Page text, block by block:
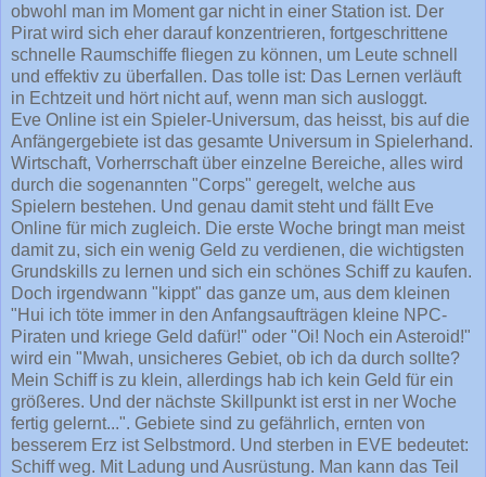
obwohl man im Moment gar nicht in einer Station ist. Der
Pirat wird sich eher darauf konzentrieren, fortgeschrittene
schnelle Raumschiffe fliegen zu können, um Leute schnell
und effektiv zu überfallen. Das tolle ist: Das Lernen verläuft
in Echtzeit und hört nicht auf, wenn man sich ausloggt.
Eve Online ist ein Spieler-Universum, das heisst, bis auf die
Anfängergebiete ist das gesamte Universum in Spielerhand.
Wirtschaft, Vorherrschaft über einzelne Bereiche, alles wird
durch die sogenannten "Corps" geregelt, welche aus
Spielern bestehen. Und genau damit steht und fällt Eve
Online für mich zugleich. Die erste Woche bringt man meist
damit zu, sich ein wenig Geld zu verdienen, die wichtigsten
Grundskills zu lernen und sich ein schönes Schiff zu kaufen.
Doch irgendwann "kippt" das ganze um, aus dem kleinen
"Hui ich töte immer in den Anfangsaufträgen kleine NPC-
Piraten und kriege Geld dafür!" oder "Oi! Noch ein Asteroid!"
wird ein "Mwah, unsicheres Gebiet, ob ich da durch sollte?
Mein Schiff is zu klein, allerdings hab ich kein Geld für ein
größeres. Und der nächste Skillpunkt ist erst in ner Woche
fertig gelernt...". Gebiete sind zu gefährlich, ernten von
besserem Erz ist Selbstmord. Und sterben in EVE bedeutet:
Schiff weg. Mit Ladung und Ausrüstung. Man kann das Teil